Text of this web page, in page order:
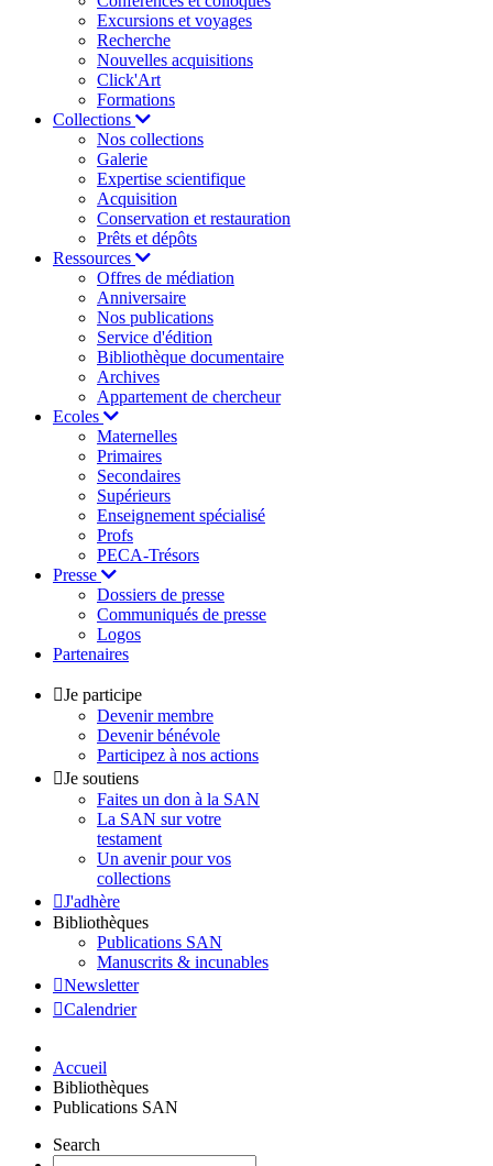
Excursions et voyages
Recherche
Nouvelles acquisitions
Click'Art
Formations
Collections
Nos collections
Galerie
Expertise scientifique
Acquisition
Conservation et restauration
Prêts et dépôts
Ressources
Offres de médiation
Anniversaire
Nos publications
Service d'édition
Bibliothèque documentaire
Archives
Appartement de chercheur
Ecoles
Maternelles
Primaires
Secondaires
Supérieurs
Enseignement spécialisé
Profs
PECA-Trésors
Presse
Dossiers de presse
Communiqués de presse
Logos
Partenaires
Je participe
Devenir membre
Devenir bénévole
Participez à nos actions
Je soutiens
Faites un don à la SAN
La SAN sur votre
testament
Un avenir pour vos
collections
J'adhère
Bibliothèques
Publications SAN
Manuscrits & incunables
Newsletter
Calendrier
Accueil
Bibliothèques
Publications SAN
Search